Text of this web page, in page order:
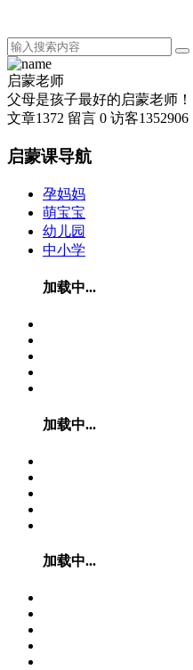
启蒙老师
父母是孩子最好的启蒙老师！
文章1372 留言 0 访客1352906
启蒙课导航
孕妈妈
萌宝宝
幼儿园
中小学
加载中...
加载中...
加载中...